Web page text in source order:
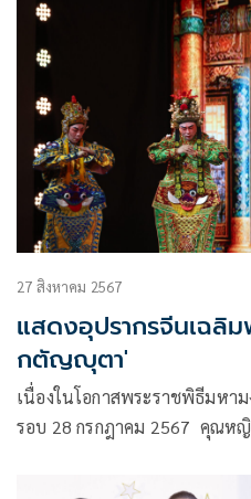
ธุรกิจและวิชาชีพแห่งประเทศ
27 สิงหาคม 2567
แสดงอุปรากรจีนเฉลิ
กตัญญุตา'
เนื่องในโอกาสพระราชพิธีมหา
รอบ 28 กรกฎาคม 2567 คุณห
ประเทศไทยในพระบรมราชินูป